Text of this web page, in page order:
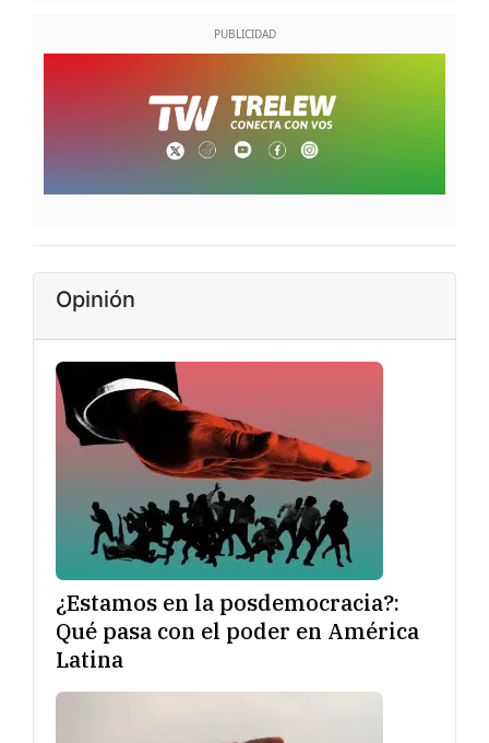
Opinión
¿Estamos en la posdemocracia?:
Qué pasa con el poder en América
Latina